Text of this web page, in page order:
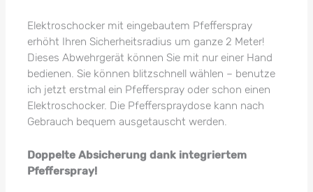
Elektroschocker mit eingebautem Pfefferspray
erhöht Ihren Sicherheitsradius um ganze 2 Meter!
Dieses Abwehrgerät können Sie mit nur einer Hand
bedienen. Sie können blitzschnell wählen – benutze
ich jetzt erstmal ein Pfefferspray oder schon einen
Elektroschocker. Die Pfefferspraydose kann nach
Gebrauch bequem ausgetauscht werden.
Doppelte Absicherung dank integriertem
Pfefferspray!